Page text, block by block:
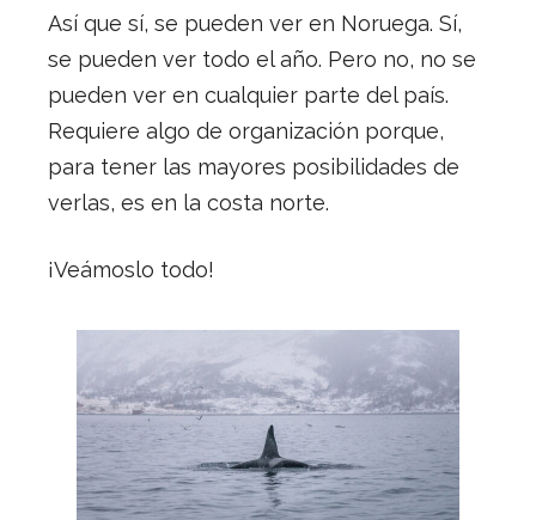
Así que sí, se pueden ver en Noruega. Sí,
se pueden ver todo el año. Pero no, no se
pueden ver en cualquier parte del país.
Requiere algo de organización porque,
para tener las mayores posibilidades de
verlas, es en la costa norte.
¡Veámoslo todo!